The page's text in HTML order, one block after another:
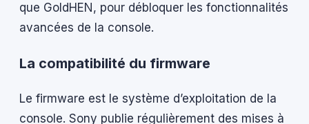
que GoldHEN, pour débloquer les fonctionnalités
avancées de la console.
La compatibilité du firmware
Le firmware est le système d’exploitation de la
console. Sony publie régulièrement des mises à